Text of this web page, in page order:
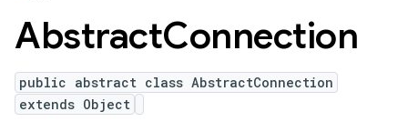
AbstractConnection
public abstract class AbstractConnection
extends Object